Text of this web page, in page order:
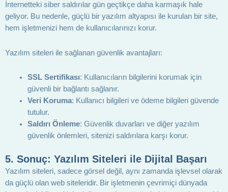
İnternetteki siber saldırılar gün geçtikçe daha karmaşık hale
geliyor. Bu nedenle, güçlü bir yazılım altyapısı ile kurulan bir site,
hem işletmenizi hem de kullanıcılarınızı korur.
Yazılım siteleri ile sağlanan güvenlik avantajları:
SSL Sertifikası: Kullanıcıların bilgilerini korumak için
güvenli bir bağlantı sağlanır.
Veri Koruma: Kullanıcı bilgileri ve ödeme bilgileri güvende
tutulur.
Saldırı Önleme: Güvenlik duvarları ve diğer yazılım
güvenlik önlemleri, sitenizi saldırılara karşı korur.
5. Sonuç: Yazılım Siteleri ile Dijital Başarı
Yazılım siteleri, sadece görsel değil, aynı zamanda işlevsel olarak
da güçlü olan web siteleridir. Bir işletmenin çevrimiçi dünyada